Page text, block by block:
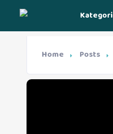
Kategori
Home Posts